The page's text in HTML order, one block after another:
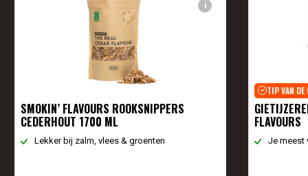
i
SMOKIN’ FLAVOURS ROOKSNIPPERS
CEDERHOUT 1700 ML
Lekker bij zalm, vlees & groenten
TIP VAN DE
FLAVOURS
Je meest